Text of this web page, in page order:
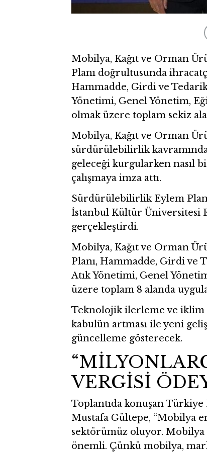
Mobilya, Kağıt ve Orman
Planı doğrultusunda
Hammadde, Girdi ve
Yönetimi, Genel Yönetim,
olmak üzere toplam sekiz
Mobilya, Kağıt ve Orman
sürdürülebilirlik
geleceği kurgularken nasıl
çalışmaya imza attı.
Sürdürülebilirlik Eylem
İstanbul Kültür Üniversitesi
gerçekleştirdi.
Mobilya, Kağıt ve Orman
Planı, Hammadde, Girdi ve
Atık Yönetimi, Genel
üzere toplam 8 alanda
Teknolojik ilerleme ve iklim
kabulün artması ile yeni
güncelleme gösterecek.
VERGİSİ
Toplantıda konuşan
Mustafa Gültepe, “Mobilya
sektörümüz oluyor. Mobilya
önemli. Çünkü mobilya,